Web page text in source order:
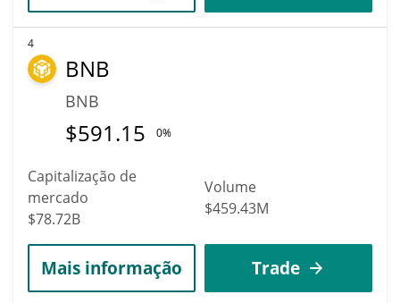
4
BNB
BNB
$591.15 0%
Capitalização de
mercado
$78.72B
Volume
$459.43M
Mais informação Trade